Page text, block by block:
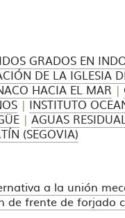
GRADOS EN
DE LA IGLESIA
HACIA EL MAR|
|INSTITUTO
|AGUAS
(SEGOVIA)
a la unión
de frente de forjado